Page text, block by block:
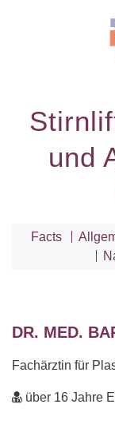
und
Facts
DR. MED.
Fachärztin für
über 16 Jahre